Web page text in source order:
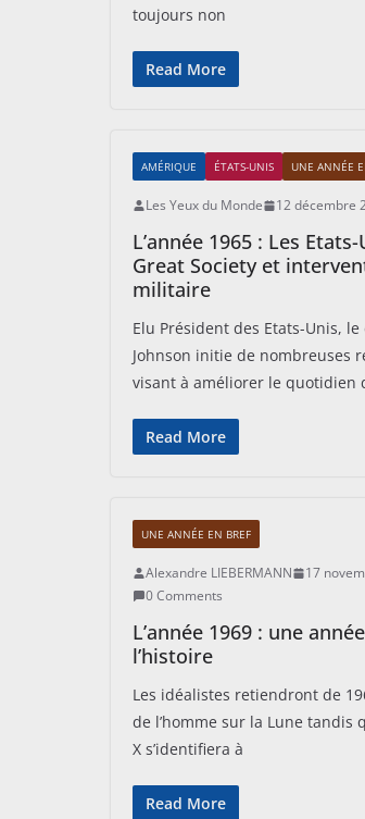
toujours non
Read More
AMÉRIQUE ÉTATS-UNIS UNE ANNÉE
Les Yeux du Monde 12 décembre
L’année 1965 : Les
Great Society et
militaire
Elu Président des Etats-Unis,
Johnson initie de nombreuses
visant à améliorer le quotidien
Read More
UNE ANNÉE EN BREF
Alexandre LIEBERMANN
17
0 Comments
L’année 1969 : une
l’histoire
Les idéalistes retiendront de
de l’homme sur la Lune tandis
X s’identifiera à
Read More